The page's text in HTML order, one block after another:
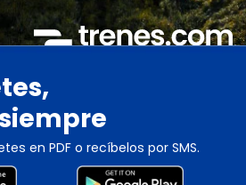
en PDF o recíbelos por SMS.